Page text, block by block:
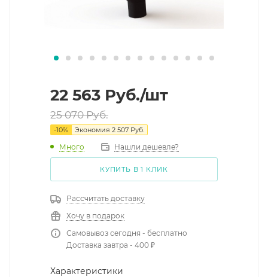
22 563 Руб./шт
25 070Руб.
-10% Экономия 2 507 Руб.
Много Нашли дешевле?
КУПИТЬ В 1 КЛИК
Рассчитать доставку
Хочу в подарок
Самовывоз сегодня - бесплатно
Доставка завтра - 400 ₽
Характеристики